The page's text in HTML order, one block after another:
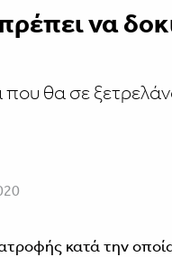
να
θα σε
κατά την